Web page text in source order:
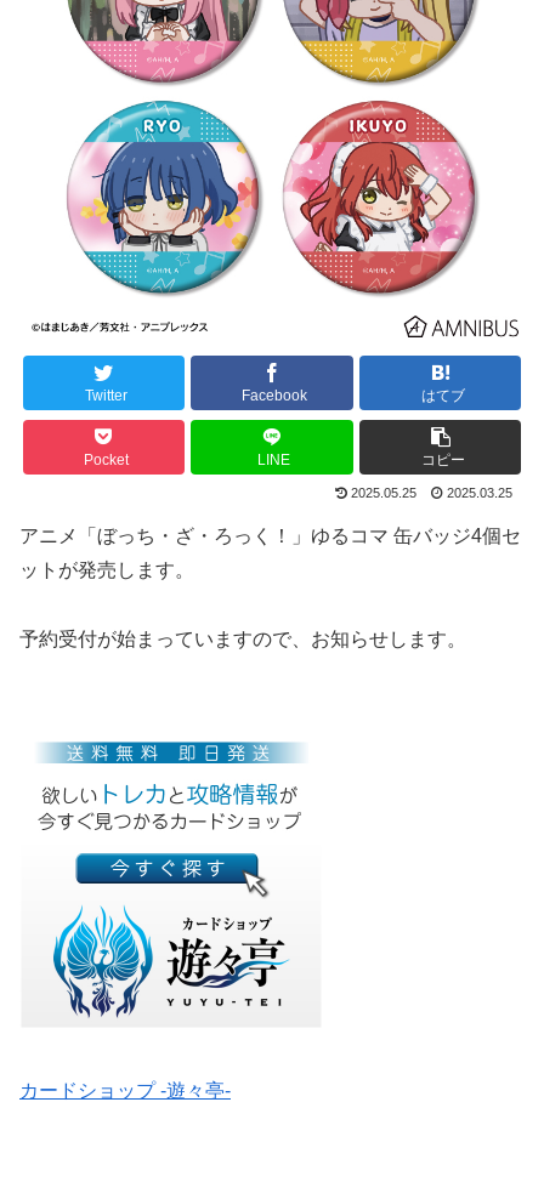
Twitter Facebook はてブ
Pocket LINE コピー
2025.05.25 2025.03.25
アニメ「ぼっち・ざ・ろっく！」ゆるコマ 缶バッジ4個セ
ットが発売します。
予約受付が始まっていますので、お知らせします。
カードショップ -遊々亭-